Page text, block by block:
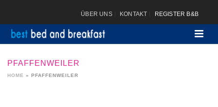
ÜBER UNS KONTAKT REGISTER B&B
PFAFFENWEILER
HOME » PFAFFENWEILER